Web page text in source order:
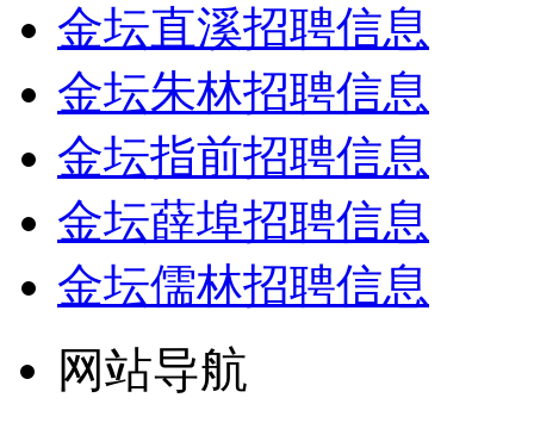
金坛直溪招聘信息
金坛朱林招聘信息
金坛指前招聘信息
金坛薛埠招聘信息
金坛儒林招聘信息
网站导航